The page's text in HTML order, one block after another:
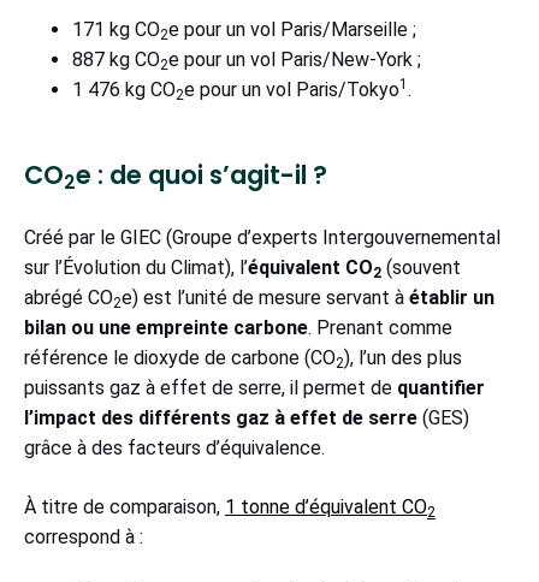
171 kg CO2e pour un vol Paris/Marseille ;
887 kg CO2e pour un vol Paris/New-York ;
1 476 kg CO2e pour un vol Paris/Tokyo1 .
CO2e : de quoi s’agit-il ?
Créé par le GIEC (Groupe d’experts Intergouvernemental
sur l’Évolution du Climat), l’équivalent CO2 (souvent
abrégé CO2e) est l’unité de mesure servant à établir un
bilan ou une empreinte carbone. Prenant comme
référence le dioxyde de carbone (CO2), l’un des plus
puissants gaz à effet de serre, il permet de quantifier
l’impact des différents gaz à effet de serre (GES)
grâce à des facteurs d’équivalence.
À titre de comparaison, 1 tonne d’équivalent CO2
correspond à :